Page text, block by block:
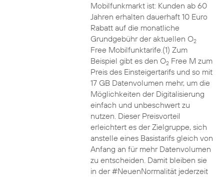
Mobilfunkmarkt ist: Kunden ab 60
Jahren erhalten dauerhaft 10 Euro
Rabatt auf die monatliche
Grundgebühr der aktuellen O2
Free Mobilfunktarife.(1) Zum
Beispiel gibt es den O2Free M zum
Preis des Einsteigertarifs und so mit
17 GB Datenvolumen mehr, um die
Möglichkeiten der Digitalisierung
einfach und unbeschwert zu
nutzen. Dieser Preisvorteil
erleichtert es der Zielgruppe, sich
anstelle eines Basistarifs gleich von
Anfang an für mehr Datenvolumen
zu entscheiden. Damit bleiben sie
in der #NeuenNormalität jederzeit